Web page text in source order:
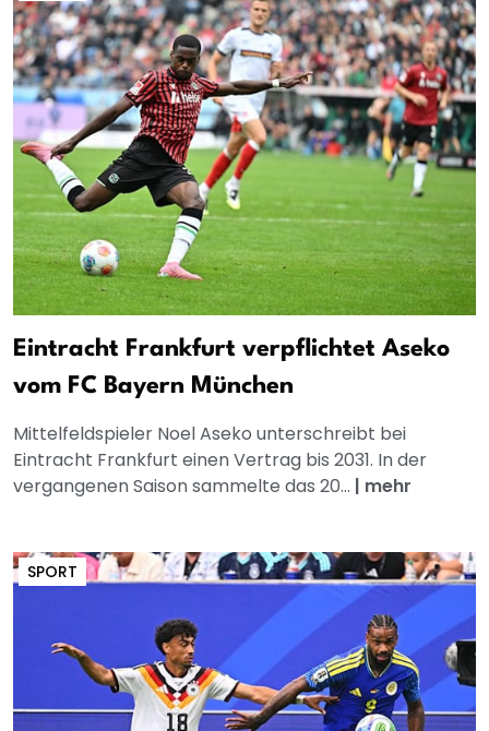
Eintracht Frankfurt verpflichtet Aseko
vom FC Bayern München
Mittelfeldspieler Noel Aseko unterschreibt bei
Eintracht Frankfurt einen Vertrag bis 2031. In der
vergangenen Saison sammelte das 20... | mehr
SPORT